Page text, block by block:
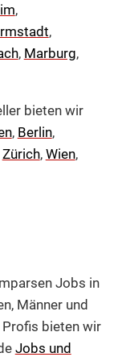
,
,
, Marburg,
bieten wir
, Berlin,
Zürich, Wien,
Jobs in
Männer und
Profis bieten wir
Jobs und